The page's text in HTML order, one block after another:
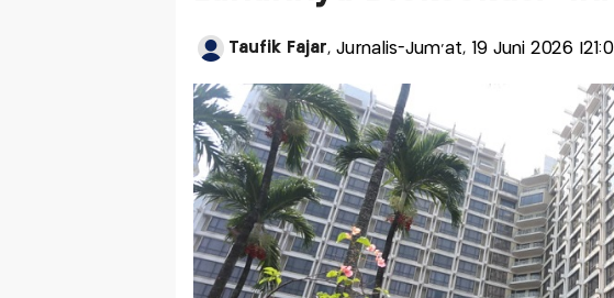
Taufik Fajar, Jurnalis-Jum'at, 19 Juni 2026